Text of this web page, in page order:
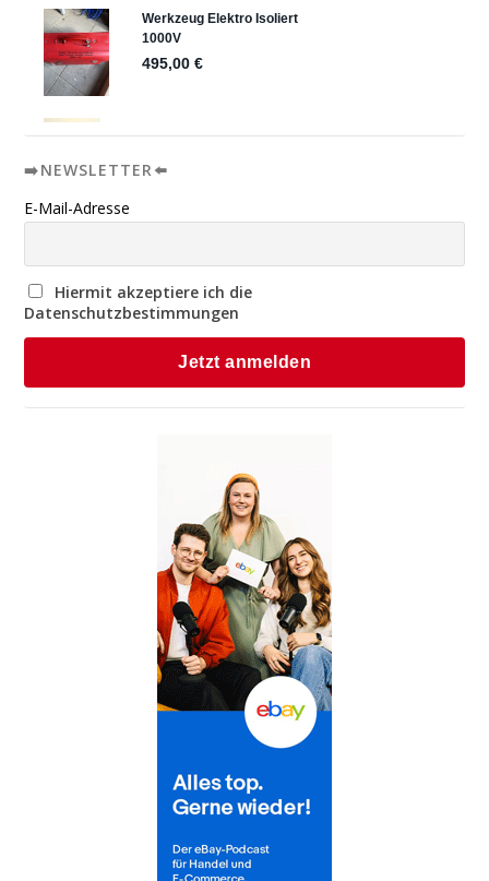
➡️NEWSLETTER⬅️
E-Mail-Adresse
Hiermit akzeptiere ich die
Datenschutzbestimmungen